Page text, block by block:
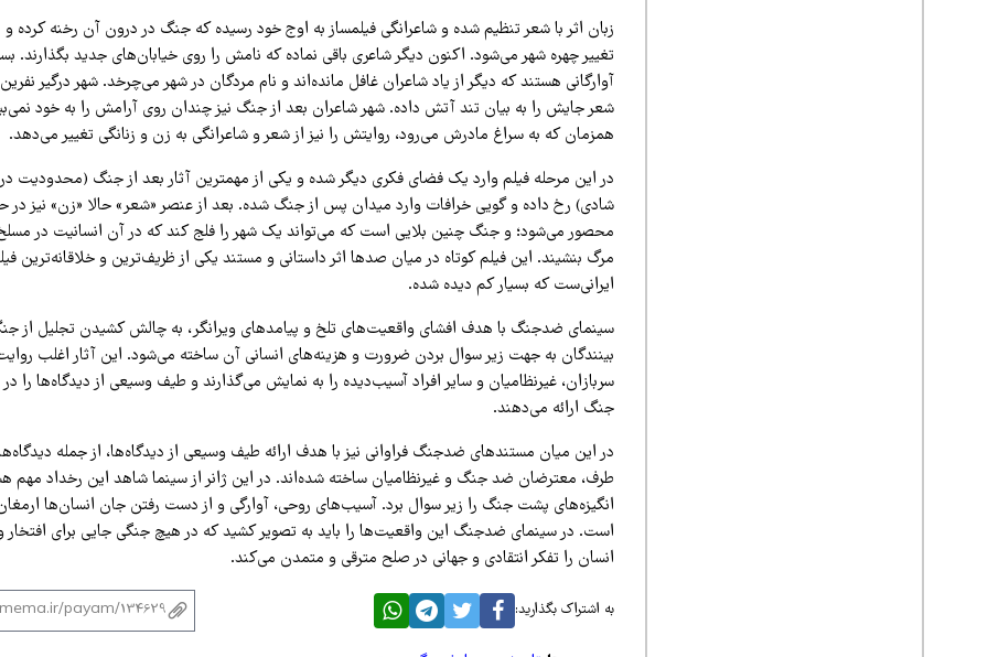
زبان اثر با شعر تنظیم شده و شاعرانگی فیلمساز به اوج خود رسیده که جنگ در درون آن رخنه کرده
تغییر چهره شهر می‌شود. اکنون دیگر شاعری باقی نماده که نامش را روی خیابان‌های جدید بگذارند.
آوارگانی هستند که دیگر از یاد شاعران غافل مانده‌اند و نام مردگان در شهر می‌چرخد. شهر درگیر
شعر جایش را به بیان تند آتش داده. شهر شاعران بعد از جنگ نیز چندان روی آرامش را به خود
همزمان که به سراغ مادرش می‌رود، روایتش را نیز از شعر و شاعرانگی به زن و زنانگی تغییر می‌دهد.
در این مرحله فیلم وارد یک فضای فکری دیگر شده و یکی از مهمترین آثار بعد از جنگ (محدودیت
شادی) رخ داده و گویی خرافات وارد میدان پس از جنگ شده. بعد از عنصر «شعر» حالا «زن» نیز
محصور می‌شود؛ و جنگ چنین بلایی است که می‌تواند یک شهر را فلج کند که در آن انسانیت در
مرگ بنشیند. این فیلم ‌کوتاه در میان صدها اثر داستانی و مستند یکی از ظریف‌ترین و
ایرانی‌ست که بسیار کم دیده شده.
سینمای ضدجنگ با هدف افشای واقعیت‌های تلخ و پیامدهای ویرانگر، به چالش کشیدن تجلیل از
بینندگان به جهت زیر سوال بردن ضرورت و هزینه‌های انسانی آن ساخته می‌شود. این آثار اغلب
سربازان، غیرنظامیان و سایر افراد آسیب‌دیده را به نمایش می‌گذارند و طیف وسیعی از دیدگاه‌ها را در
جنگ ارائه می‌دهند.
در این میان مستندهای ضدجنگ فراوانی نیز با هدف ارائه طیف وسیعی از دیدگاه‌ها، از جمله
طرف، معترضان ضد جنگ و غیرنظامیان ساخته شده‌اند. در این ژانر از سینما شاهد این رخداد مهم
انگیزه‌های پشت جنگ را زیر سوال برد. آسیب‌های روحی، آوارگی و از دست رفتن جان انسان‌ها
است. در سینمای ضدجنگ این واقعیت‌ها را باید به تصویر کشید که در هیچ جنگی جایی برای افتخار
انسان را تفکر انتقادی و جهانی در صلح مترقی و متمدن می‌کند.
به اشتراک بگذارید: